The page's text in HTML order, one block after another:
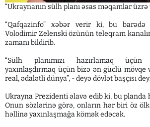
“Ukraynanın sülh planı əsas məqamlar üzrə
“Qafqazinfo” xəbər verir ki, bu barədə
Volodimir Zelenski özünün teleqram
zamanı bildirib.
“Sülh planımızı hazırlamaq
yaxınlaşdırmaq üçün bizə ən güclü
real, ədalətli dünya”, - deyə dövlət başçısı
Ukrayna Prezidenti əlavə edib ki, bu planda
Onun sözlərinə görə, onların hər biri öz
həllinə yaxınlaşmağa kömək edəcək.